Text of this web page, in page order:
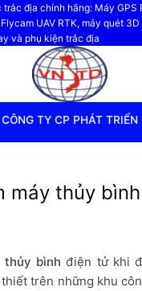
trắc địa chính hãng: Máy GPS
UAV RTK, máy quét
và phụ kiện trắc địa
TRIỂN CÔNG NGHỆ
máy thủy bình
thủy bình điện tử khi
trên những khu